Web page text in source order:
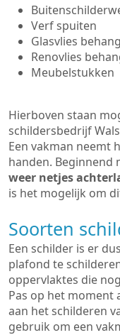
Verf spuiten
Glasvlies behang
Renovlies
Meubelstukken
Hierboven staan
schildersbedrijf
Een vakman neemt
handen. Beginnend
weer netjes
is het mogelijk om
Soorten
Een schilder is er
plafond te
oppervlaktes die
Pas op het moment
aan het schilderen
gebruik om een